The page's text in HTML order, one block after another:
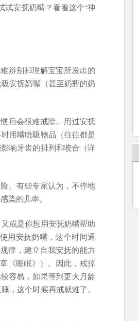
安抚奶嘴？看看这个“神
辨别和理解宝宝所发出的
安抚奶嘴（甚至奶瓶的奶
后会很难戒除。用过安抚
用嘴吮吸物品（往往都是
响牙齿的排列和咬合（详
。有些专家认为，不停地
染的几率。
或是你想用安抚奶嘴帮助
用安抚奶嘴，这个时间通
律，建立自我安抚的能力
《睡眠》）。因此，戒掉
容易，如果等到更大月龄
，这个时候再戒就难了。